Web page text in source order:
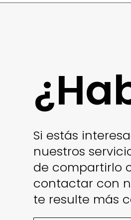
Si estás
nuestros
de compartirlo
contactar con
te resulte más